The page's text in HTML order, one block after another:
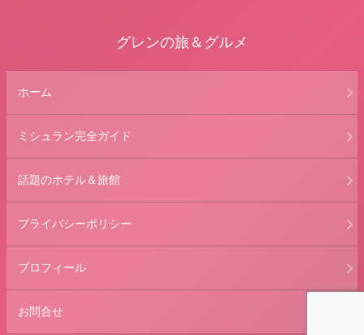
グレンの旅＆グルメ
ホーム
ミシュラン完全ガイド
話題のホテル＆旅館
プライバシーポリシー
プロフィール
お問合せ